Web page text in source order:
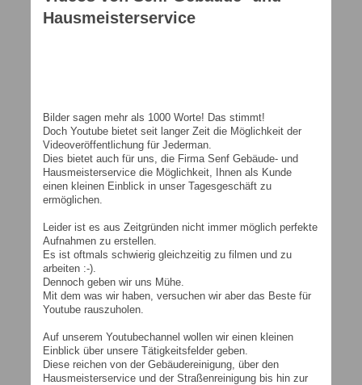
Hausmeisterservice
Bilder sagen mehr als 1000 Worte! Das stimmt!
Doch Youtube bietet seit langer Zeit die Möglichkeit der
Videoveröffentlichung für Jederman.
Dies bietet auch für uns, die Firma Senf Gebäude- und
Hausmeisterservice die Möglichkeit, Ihnen als Kunde
einen kleinen Einblick in unser Tagesgeschäft zu
ermöglichen.
Leider ist es aus Zeitgründen nicht immer möglich perfekte
Aufnahmen zu erstellen.
Es ist oftmals schwierig gleichzeitig zu filmen und zu
arbeiten :-).
Dennoch geben wir uns Mühe.
Mit dem was wir haben, versuchen wir aber das Beste für
Youtube rauszuholen.
Auf unserem Youtubechannel wollen wir einen kleinen
Einblick über unsere Tätigkeitsfelder geben.
Diese reichen von der Gebäudereinigung, über den
Hausmeisterservice und der Straßenreinigung bis hin zur